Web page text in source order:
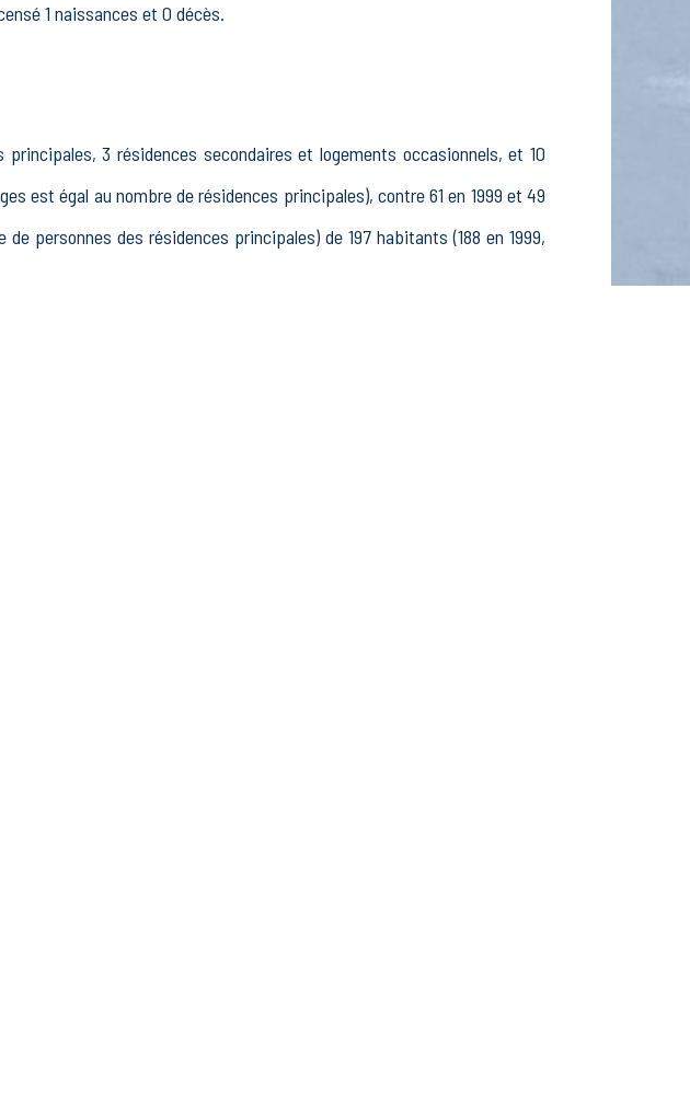
1 naissances et 0 décès.
3 résidences secondaires et logements occasionnels, et 10
est égal au nombre de résidences principales), contre 61 en 1999 et 49
personnes des résidences principales) de 197 habitants (188 en 1999,